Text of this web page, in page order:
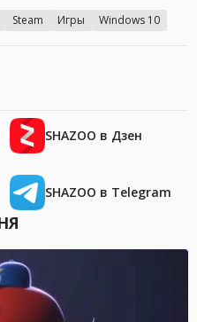
Steam Игры Windows 10
SHAZOO в Дзен
SHAZOO в Telegram